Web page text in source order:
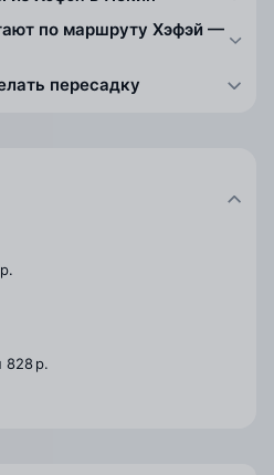
по маршруту Хэфэй —
пересадку
828 р.